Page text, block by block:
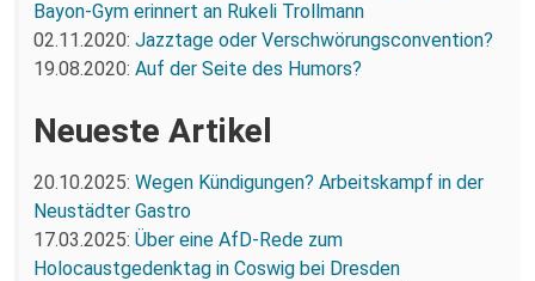
Bayon-Gym erinnert an Rukeli Trollmann
02.11.2020: Jazztage oder Verschwörungsconvention?
19.08.2020: Auf der Seite des Humors?
Neueste Artikel
20.10.2025: Wegen Kündigungen? Arbeitskampf in der
Neustädter Gastro
17.03.2025: Über eine AfD-Rede zum
Holocaustgedenktag in Coswig bei Dresden